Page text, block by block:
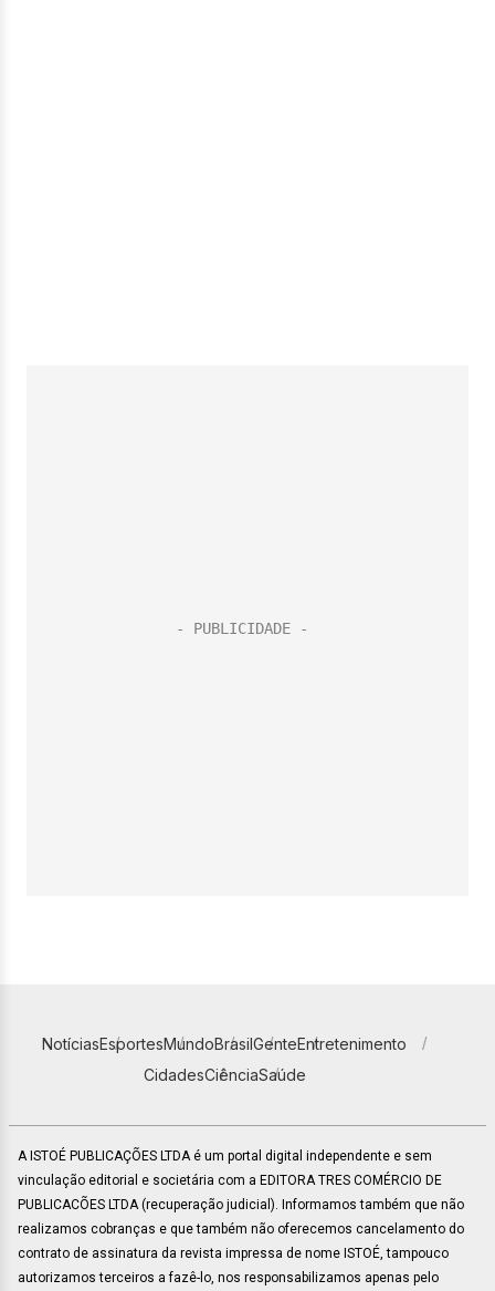
NotíciasEsportesMundoBrasilGenteEntretenimento
CidadesCiênciaSaúde
A ISTOÉ PUBLICAÇÕES LTDA é um portal digital independente e sem
vinculação editorial e societária com a EDITORA TRES COMÉRCIO DE
PUBLICACÕES LTDA (recuperação judicial). Informamos também que não
realizamos cobranças e que também não oferecemos cancelamento do
contrato de assinatura da revista impressa de nome ISTOÉ, tampouco
autorizamos terceiros a fazê-lo, nos responsabilizamos apenas pelo